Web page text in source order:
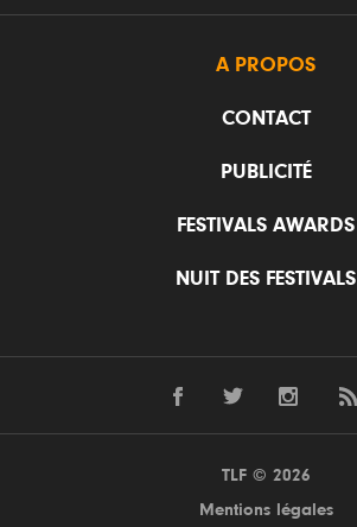
A PROPOS
CONTACT
PUBLICITÉ
FESTIVALS AWARDS
NUIT DES FESTIVALS
TLF © 2026
Mentions légales